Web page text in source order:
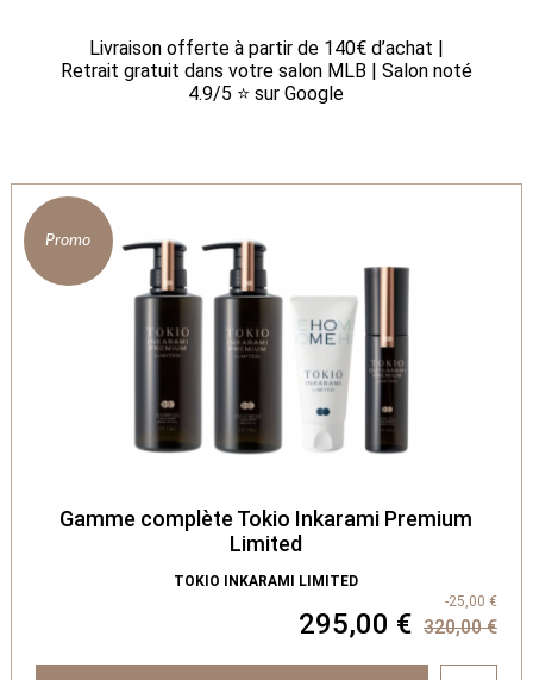
Livraison offerte à partir de 140€ d’achat |
Retrait gratuit dans votre salon MLB | Salon noté
4.9/5 ⭐ sur Google
Gamme complète Tokio Inkarami Premium
Limited
TOKIO INKARAMI LIMITED
295,00 € 320,00 €
-25,00 €
Promo